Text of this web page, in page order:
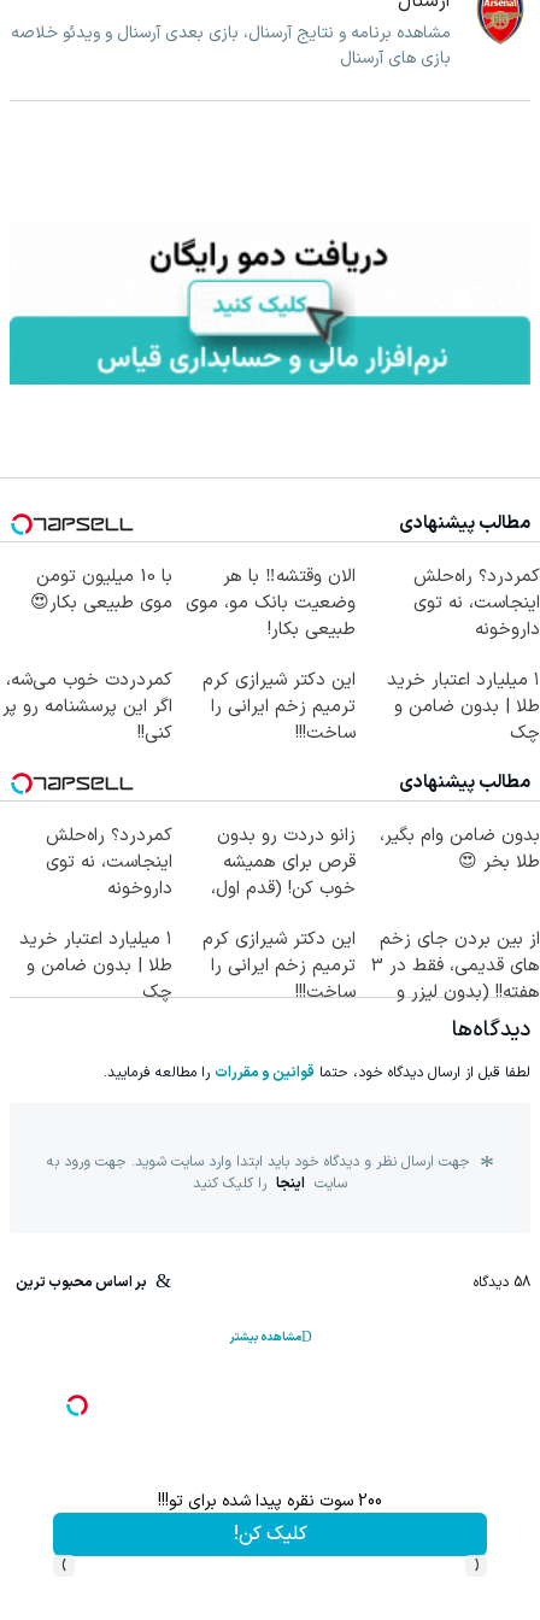
مشاهده برنامه و نتایج آرسنال، بازی بعدی آرسنال و ویدئو خلاصه
بازی های آرسنال
مطالب پیشنهادی
کمردرد؟ راه‌حلش
اینجاست، نه توی
داروخونه
الان وقتشه‼️ با هر
وضعیت بانک مو، موی
طبیعی بکار!
با 10 میلیون تومن
موی طبیعی بکار😍
۱ میلیارد اعتبار خرید
طلا | بدون ضامن و
چک
این دکتر شیرازی کرم
ترمیم زخم ایرانی را
ساخت!!!
کمردردت خوب می‌شه،
اگر این پرسشنامه رو پر
کنی!!
مطالب پیشنهادی
بدون ضامن وام بگیر،
طلا بخر 😍
زانو دردت رو بدون
قرص برای همیشه
خوب کن! (قدم اول،
کمردرد؟ راه‌حلش
اینجاست، نه توی
داروخونه
از بین بردن جای زخم
های قدیمی، فقط در 3
هفته!! (بدون لیزر و
جراحی)
این دکتر شیرازی کرم
ترمیم زخم ایرانی را
ساخت!!!
۱ میلیارد اعتبار خرید
طلا | بدون ضامن و
چک
دیدگاه‌ها
لطفا قبل از ارسال دیدگاه خود، حتما قوانین و مقررات را مطالعه فرمایید.
جهت ارسال نظر و دیدگاه خود باید ابتدا وارد سایت شوید. جهت ورود به
سایت اینجا را کلیک کنید
58 دیدگاه بر اساس محبوب ترین
مشاهده بیشتر
200 سوت نقره پیدا شده برای تو!!!
کلیک کن!
‹
›